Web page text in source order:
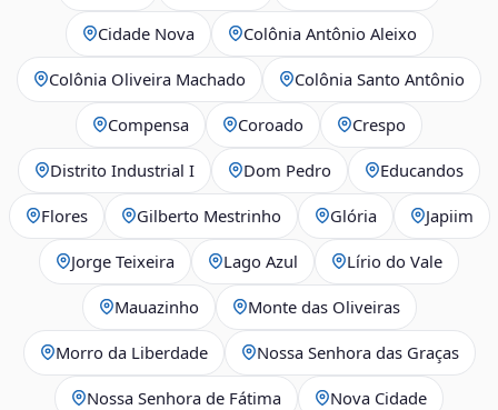
Cidade Nova Colônia Antônio Aleixo
Colônia Oliveira Machado Colônia Santo Antônio
Compensa Coroado Crespo
Distrito Industrial I Dom Pedro Educandos
Flores Gilberto Mestrinho Glória Japiim
Jorge Teixeira Lago Azul Lírio do Vale
Mauazinho Monte das Oliveiras
Morro da Liberdade Nossa Senhora das Graças
Nossa Senhora de Fátima Nova Cidade